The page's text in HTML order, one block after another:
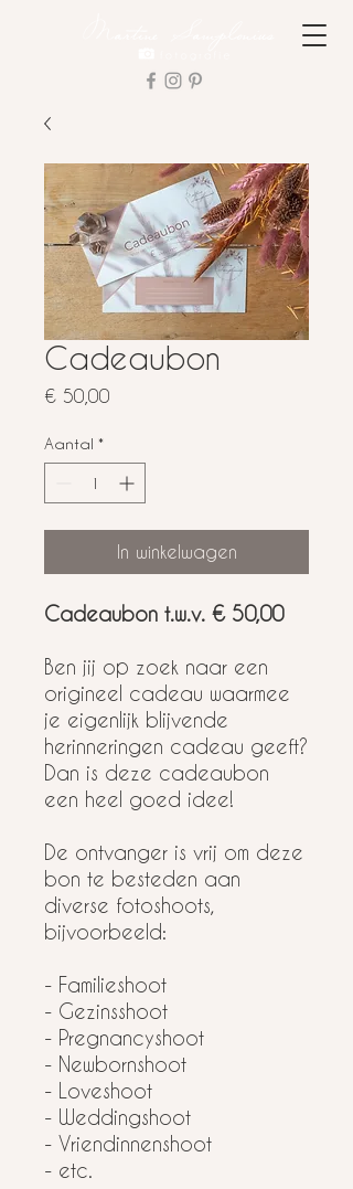
Cadeaubon
€ 50,00
Aantal *
In winkelwagen
Cadeaubon t.w.v. € 50,00
Ben jij op zoek naar een
origineel cadeau waarmee
je eigenlijk blijvende
herinneringen cadeau geeft?
Dan is deze cadeaubon
een heel goed idee!
De ontvanger is vrij om deze
bon te besteden aan
diverse fotoshoots,
bijvoorbeeld:
- Familieshoot
- Gezinsshoot
- Pregnancyshoot
- Newbornshoot
- Loveshoot
- Weddingshoot
- Vriendinnenshoot
- etc.